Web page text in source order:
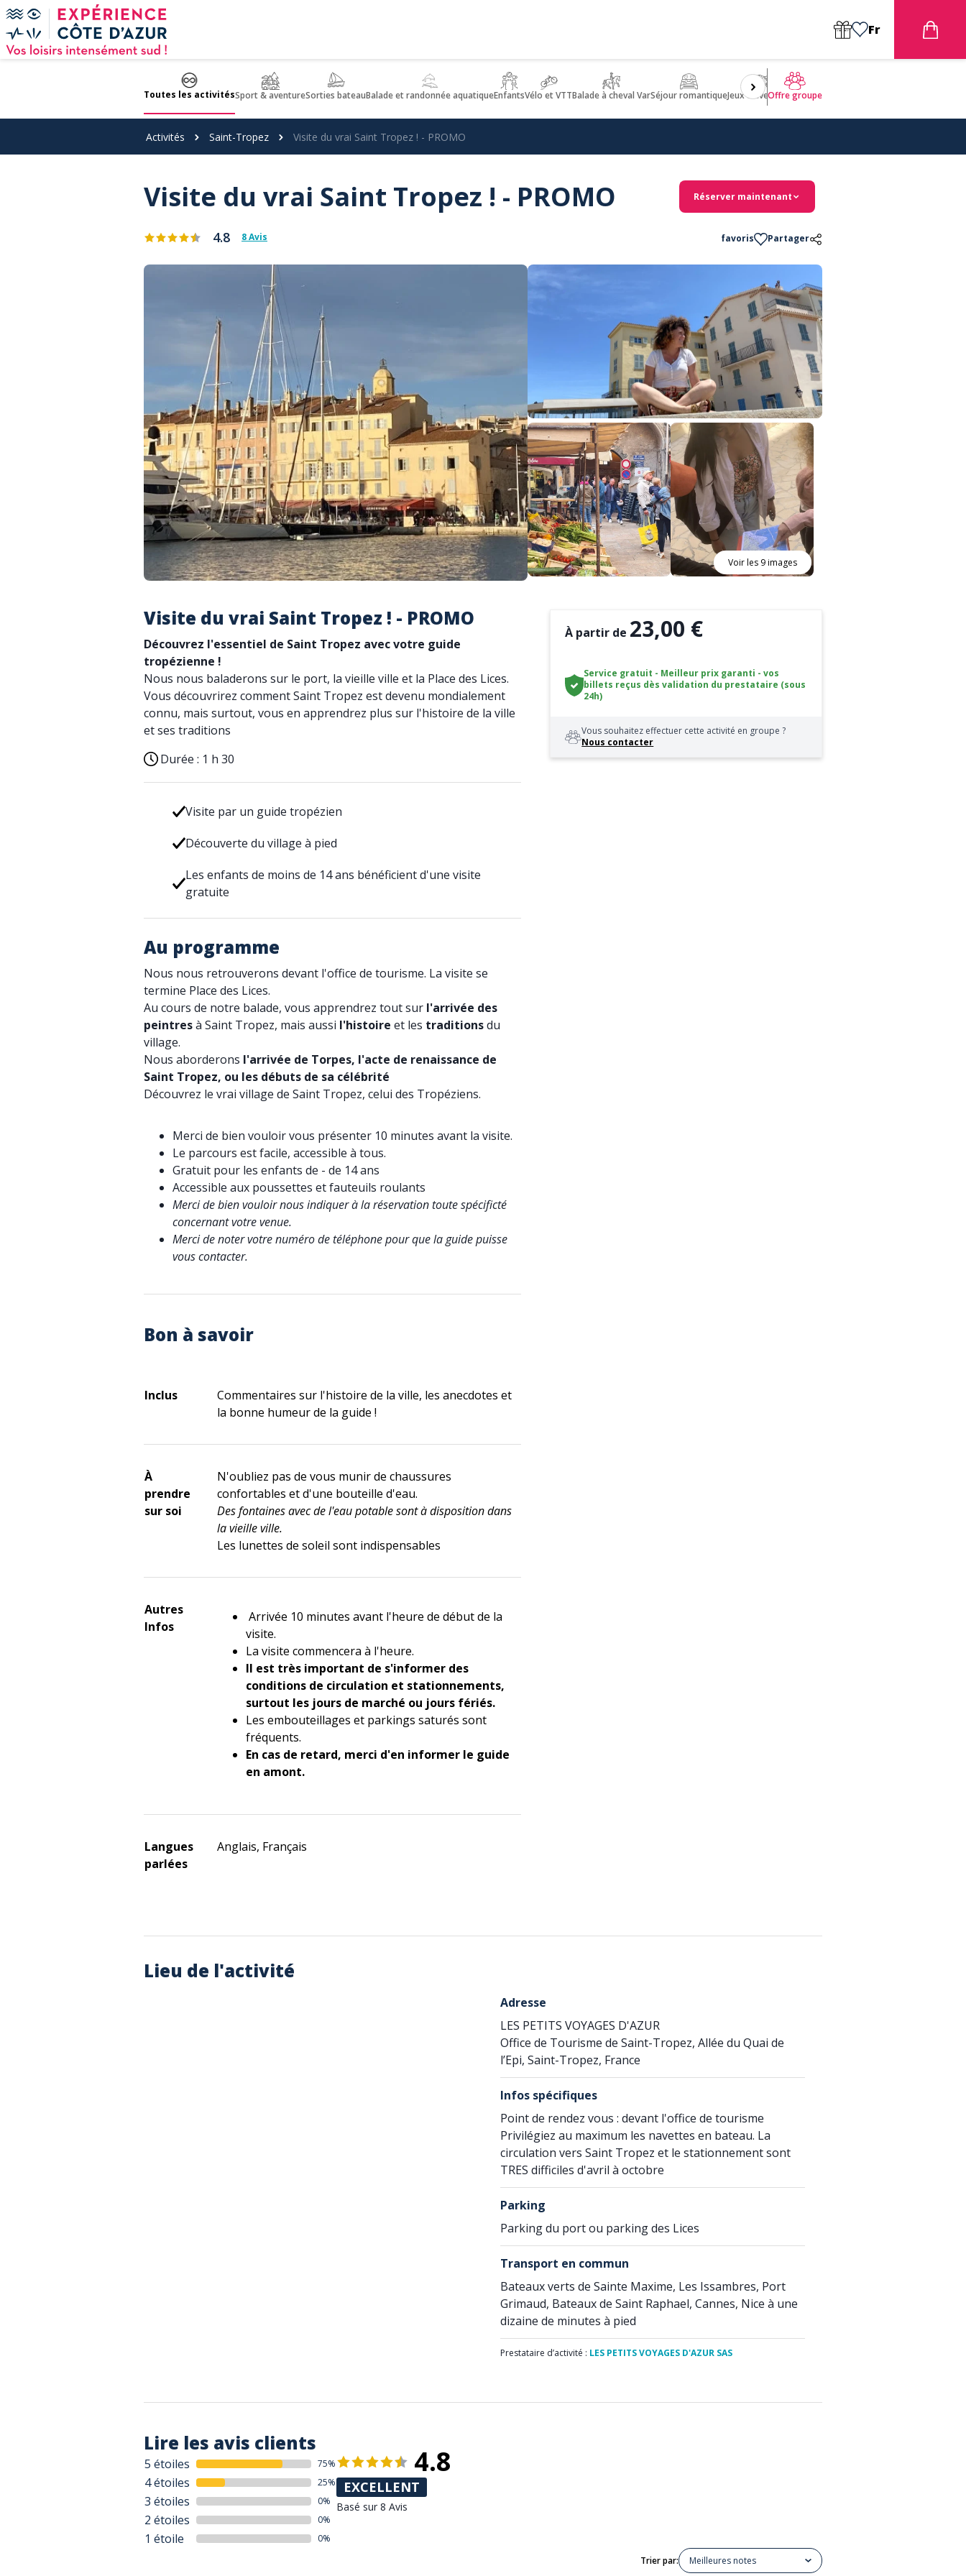
Panneau de gestion des cookies
Fr
Toutes les activitésSport & aventureSorties bateauBalade et randonnée aquatiqueEnfantsVélo et VTTBalade à cheval VarSéjour romantiqueJeux d'aventuresBien être
Offre groupe
Activités Saint-Tropez Visite du vrai Saint Tropez ! - PROMO
Visite du vrai Saint Tropez ! - PROMO Réserver maintenant
4.8 8 Avis favoris Partager
Voir les 9 images
Visite du vrai Saint Tropez ! - PROMO
Découvrez l'essentiel de Saint Tropez avec votre guide
tropézienne !
Nous nous baladerons sur le port, la vieille ville et la Place des Lices.
Vous découvrirez comment Saint Tropez est devenu mondialement
connu, mais surtout, vous en apprendrez plus sur l'histoire de la ville
et ses traditions
Durée : 1 h 30
Visite par un guide tropézien
Découverte du village à pied
Les enfants de moins de 14 ans bénéficient d'une visite
gratuite
Au programme
Nous nous retrouverons devant l'office de tourisme. La visite se
termine Place des Lices.
Au cours de notre balade, vous apprendrez tout sur l'arrivée des
peintresà Saint Tropez, mais aussi l'histoire et les traditionsdu
village.
Nous aborderons l'arrivée de Torpes, l'acte de renaissance de
Saint Tropez, ou les débuts de sa célébrité
Découvrez le vrai village de Saint Tropez, celui des Tropéziens.
Merci de bien vouloir vous présenter 10 minutes avant la visite.
Le parcours est facile, accessible à tous.
Gratuit pour les enfants de - de 14 ans
Accessible aux poussettes et fauteuils roulants
Merci de bien vouloir nous indiquer à la réservation toute spécificté
concernant votre venue.
Merci de noter votre numéro de téléphone pour que la guide puisse
vous contacter.
Bon à savoir
Inclus
Commentaires sur l'histoire de la ville, les anecdotes et
la bonne humeur de la guide !
À
prendre
sur soi
N'oubliez pas de vous munir de chaussures
confortables et d'une bouteille d'eau.
Des fontaines avec de l'eau potable sont à disposition dans
la vieille ville.
Les lunettes de soleil sont indispensables
Autres
Infos
Arrivée 10 minutes avant l'heure de début de la
visite.
La visite commencera à l'heure.
Il est très important de s'informer des
conditions de circulation et stationnements,
surtout les jours de marché ou jours fériés.
Les embouteillages et parkings saturés sont
fréquents.
En cas de retard, merci d'en informer le guide
en amont.
Langues
parlées
Anglais, Français
À partir de 23,00 €
Service gratuit - Meilleur prix garanti - vos
billets reçus dès validation du prestataire (sous
24h)
Vous souhaitez effectuer cette activité en groupe ?
Nous contacter
Lieu de l'activité
Adresse
LES PETITS VOYAGES D'AZUR
Office de Tourisme de Saint-Tropez, Allée du Quai de
l’Epi, Saint-Tropez, France
Infos spécifiques
Point de rendez vous : devant l'office de tourisme
Privilégiez au maximum les navettes en bateau. La
circulation vers Saint Tropez et le stationnement sont
TRES difficiles d'avril à octobre
Parking
Parking du port ou parking des Lices
Transport en commun
Bateaux verts de Sainte Maxime, Les Issambres, Port
Grimaud, Bateaux de Saint Raphael, Cannes, Nice à une
dizaine de minutes à pied
Prestataire d’activité : LES PETITS VOYAGES D'AZUR SAS
Lire les avis clients
5 étoiles 75%
4 étoiles 25%
3 étoiles 0%
2 étoiles 0%
1 étoile 0%
4.8
EXCELLENT
Basé sur 8 Avis
Trier par: Meilleures notes